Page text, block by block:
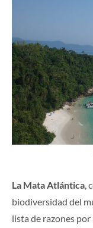
La Mata Atlántica,
biodiversidad del
lista de razones